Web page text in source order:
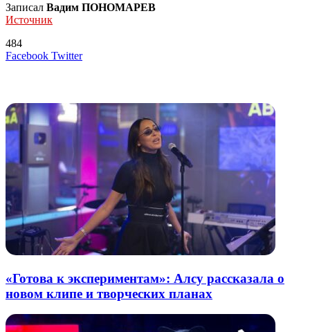
Записал Вадим ПОНОМАРЕВ
Источник
484
Facebook TwitterLinkedIn
Tumblr
Reddit
Вконтакте
Одноклассники
Skype
Messenger
Messenger
WhatsApp
Telegram
Viber
Line
Поделиться
Печатать
«Готова к экспериментам»: Алсу рассказала о
новом клипе и творческих планах